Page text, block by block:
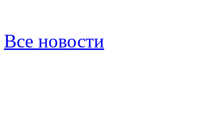
Все новости